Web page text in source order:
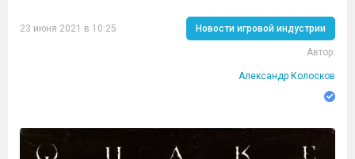
23 июня 2021 в 10:25 Новости игровой индустрии
Автор:
Александр Колосков